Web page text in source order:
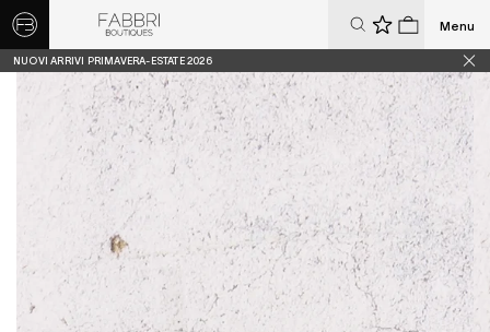
0 0
Menu
NUOVI ARRIVI PRIMAVERA-ESTATE 2026